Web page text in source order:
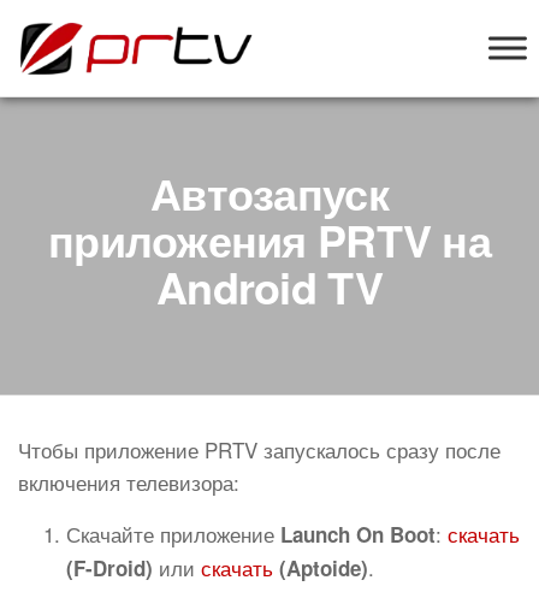
конструктор
Автозапуск
приложения PRTV на
Android TV
Чтобы приложение PRTV запускалось сразу после
включения телевизора:
Скачайте приложение Launch On Boot: скачать
(F-Droid) или скачать (Aptoide).